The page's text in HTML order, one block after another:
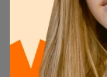
она активна все